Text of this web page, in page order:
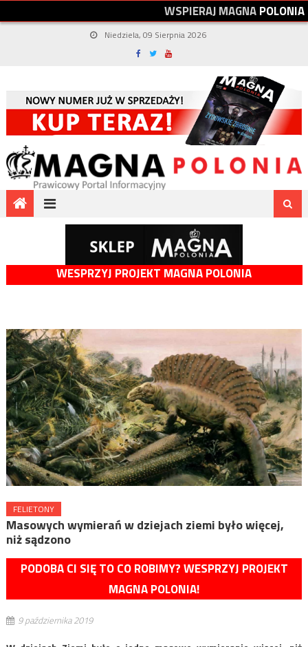
WSPIERAJMAGNAPOLONIA
Niedziela, 09 Sierpnia 2026
WESPRZYJ PROJEKT MAGNA POLONIA
FELIETONY
Masowych wymierań w dziejach ziemi było więcej,
niż sądzono
PODOBA CI SIĘ TO CO ROBIMY? WESPRZYJ PROJEKT
MAGNA POLONIA!
9 października 2019